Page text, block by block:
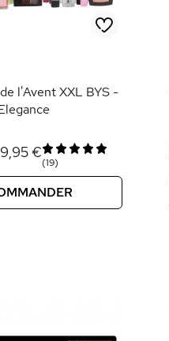
l'Avent XXL BYS -
€
(19)